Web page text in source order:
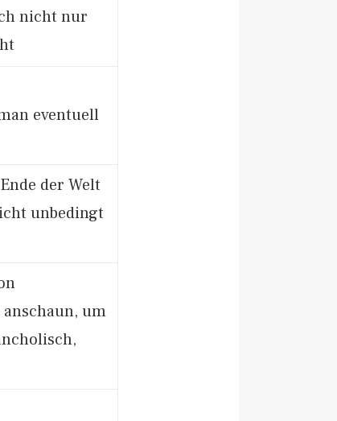
nicht nur
eventuell
der Welt
unbedingt
um